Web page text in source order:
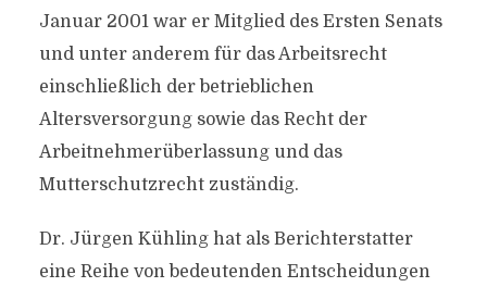
Januar 2001 war er Mitglied des Ersten Senats
und unter anderem für das Arbeitsrecht
einschließlich der betrieblichen
Altersversorgung sowie das Recht der
Arbeitnehmerüberlassung und das
Mutterschutzrecht zuständig.
Dr. Jürgen Kühling hat als Berichterstatter
eine Reihe von bedeutenden Entscheidungen